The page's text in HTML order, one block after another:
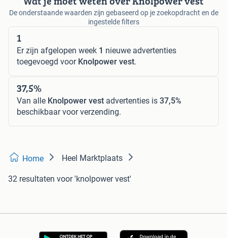
De onderstaande waarden zijn gebaseerd op je zoekopdracht en de
ingestelde filters
1
Er zijn afgelopen week 1 nieuwe advertenties
toegevoegd voor Knolpower vest.
37,5%
Van alle Knolpower vest advertenties is 37,5%
beschikbaar voor verzending.
Home Heel Marktplaats
32 resultaten voor 'knolpower vest'